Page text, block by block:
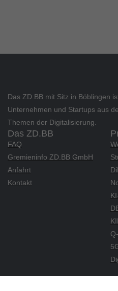
Das ZD.BB mit Sitz in Böblingen
Unternehmen und Startups aus
Themen der Digitalisierung.
Das ZD.BB
FAQ
Gremieninfo ZD.BB GmbH
Anfahrt
Kontakt